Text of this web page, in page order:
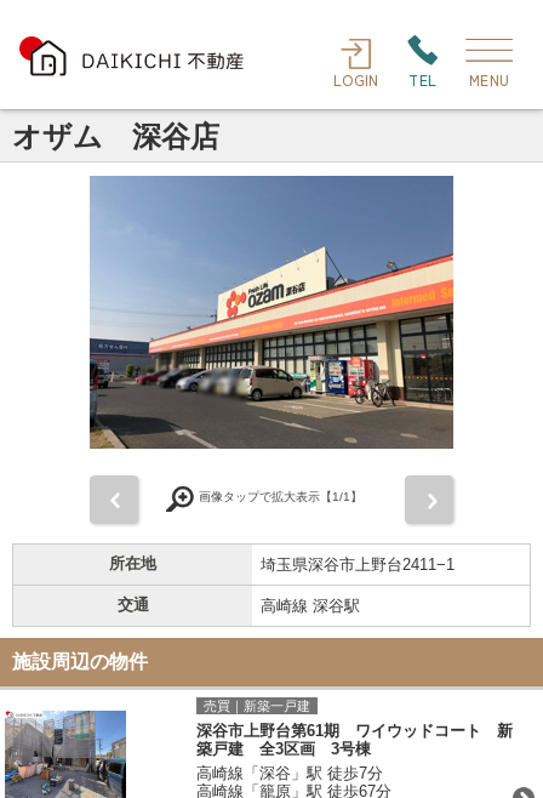
LOGIN TEL MENU
オザム 深谷店
画像タップで拡大表示【1/1】
所在地 埼玉県深谷市上野台2411−1
交通 高崎線 深谷駅
施設周辺の物件
売買｜新築一戸建
深谷市上野台第61期 ワイウッドコート 新
築戸建 全3区画 3号棟
高崎線「深谷」駅 徒歩7分
高崎線「籠原」駅 徒歩67分